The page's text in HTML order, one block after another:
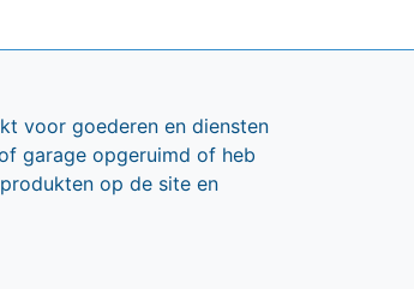
voor goederen en diensten
garage opgeruimd of heb
op de site en